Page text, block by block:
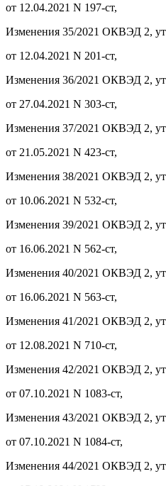
от 12.04.2021 N 197-ст,
Изменения 35/2021 ОКВЭД 2,
от 12.04.2021 N 201-ст,
Изменения 36/2021 ОКВЭД 2,
от 27.04.2021 N 303-ст,
Изменения 37/2021 ОКВЭД 2,
от 21.05.2021 N 423-ст,
Изменения 38/2021 ОКВЭД 2,
от 10.06.2021 N 532-ст,
Изменения 39/2021 ОКВЭД 2,
от 16.06.2021 N 562-ст,
Изменения 40/2021 ОКВЭД 2,
от 16.06.2021 N 563-ст,
Изменения 41/2021 ОКВЭД 2,
от 12.08.2021 N 710-ст,
Изменения 42/2021 ОКВЭД 2,
от 07.10.2021 N 1083-ст,
Изменения 43/2021 ОКВЭД 2,
от 07.10.2021 N 1084-ст,
Изменения 44/2021 ОКВЭД 2,